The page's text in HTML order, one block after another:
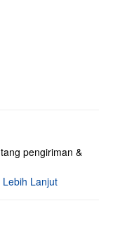
pengiriman &
Lebih Lanjut